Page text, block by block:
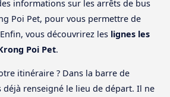
informations sur les arrêts de bus
Poi Pet, pour vous permettre de
vous découvrirez les lignes les
Poi Pet.
itinéraire ? Dans la barre de
déjà renseigné le lieu de départ. Il ne